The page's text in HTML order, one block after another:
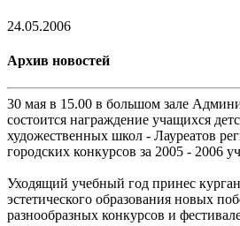
24.05.2006
Архив новостей
30 мая в 15.00 в большом зале
состоится награждение учащихся
художественных школ - Лауреатов
городских конкурсов за 2005 - 2006
Уходящий учебный год принес
эстетического образования новых
разнообразных конкурсов и